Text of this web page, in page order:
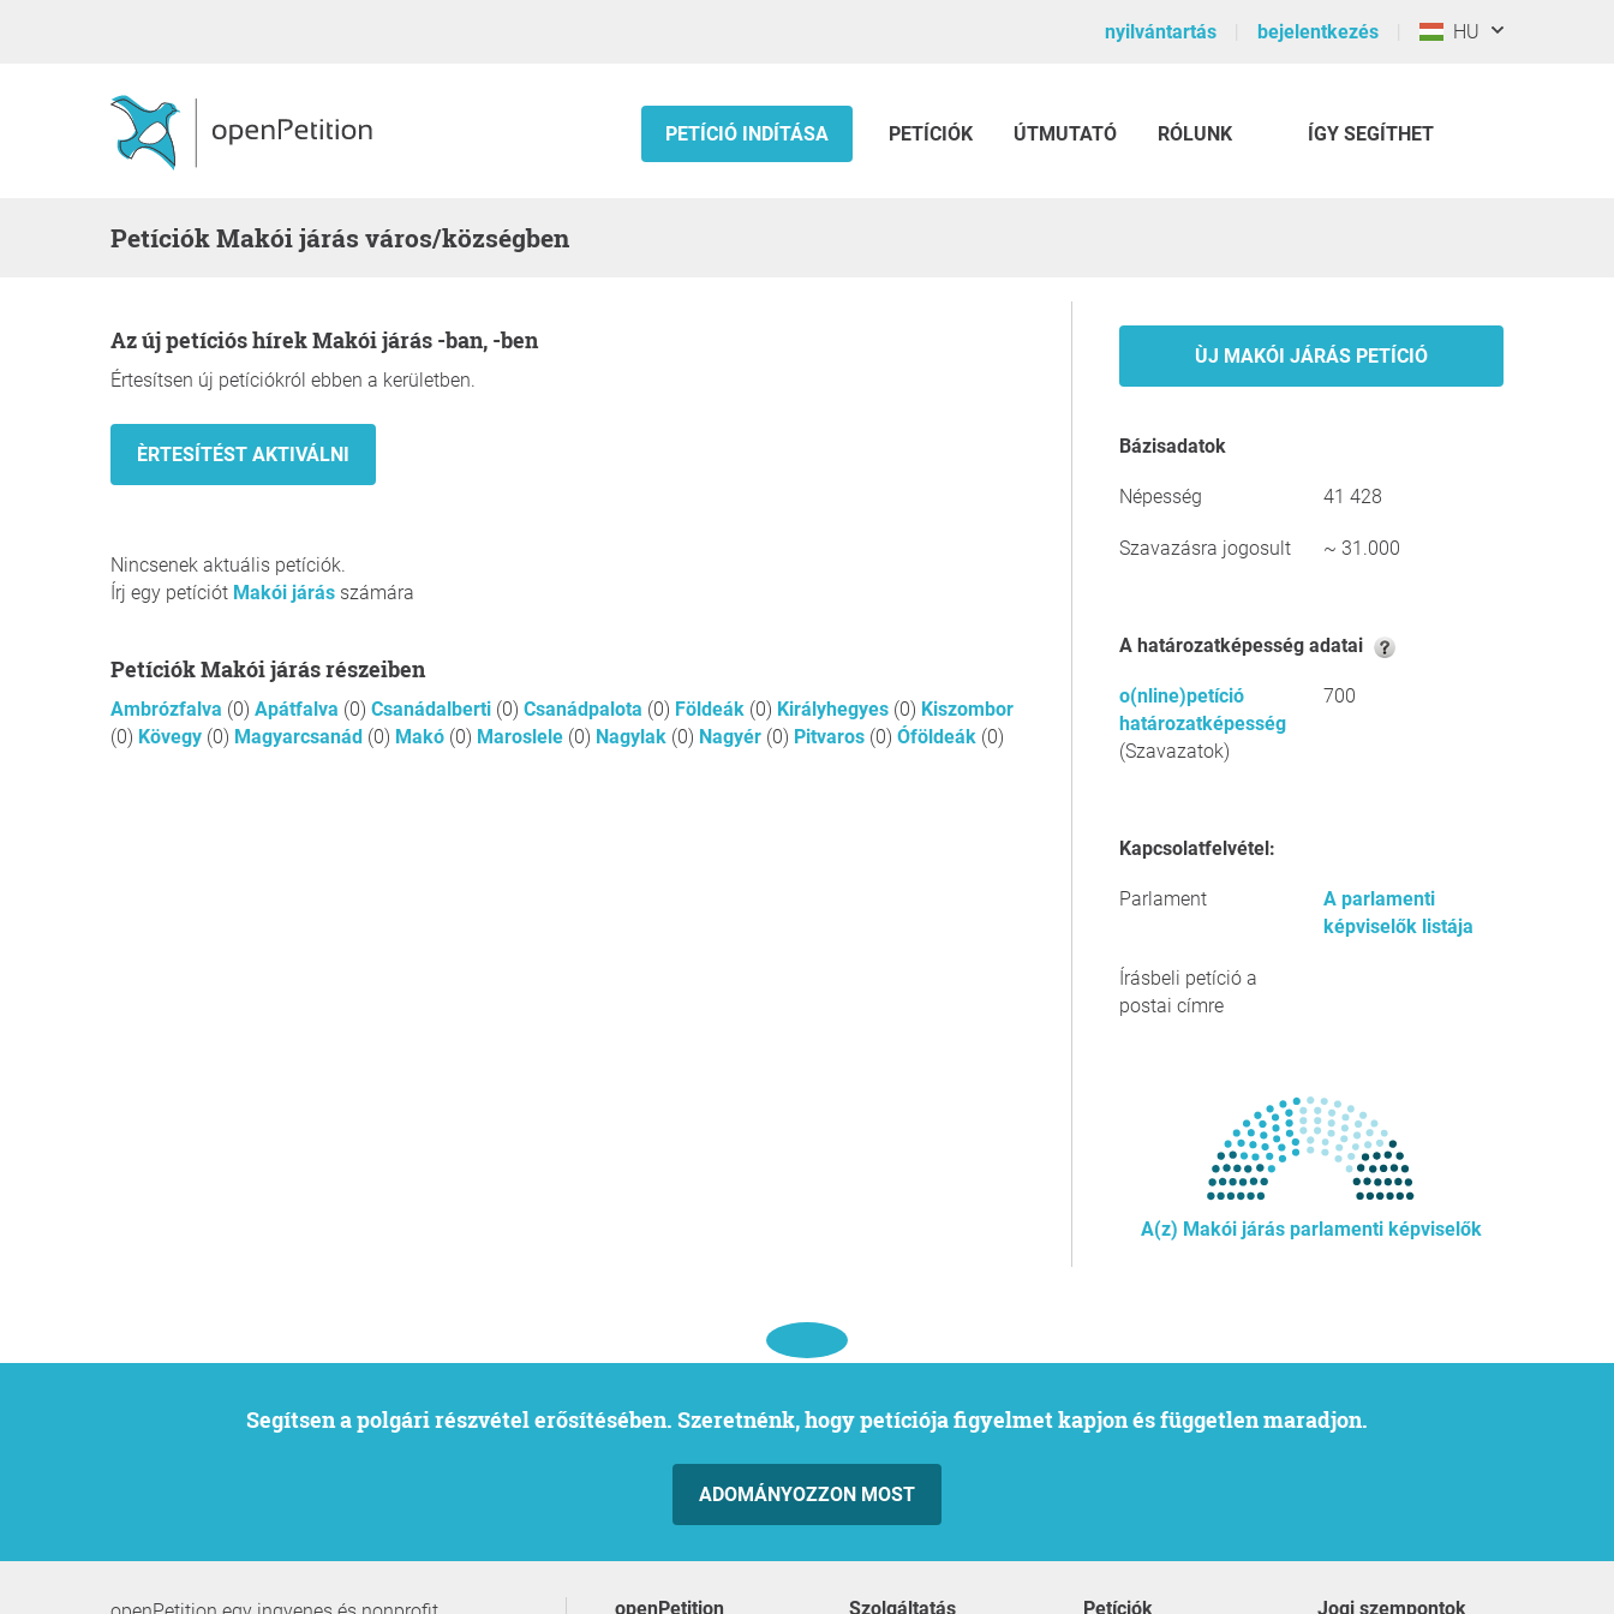
nyilvántartás bejelentkezés HU
PETÍCIÓ INDÍTÁSA PETÍCIÓK ÚTMUTATÓ RÓLUNK ÍGY SEGÍTHET
Petíciók Makói járás város/községben
Az új petíciós hírek Makói járás -ban, -ben
Értesítsen új petíciókról ebben a kerületben.
Nincsenek aktuális petíciók.
Írj egy petíciót Makói járás számára
Petíciók Makói járás részeiben
Ambrózfalva (0) Apátfalva (0) Csanádalberti (0) Csanádpalota (0) Földeák (0) Királyhegyes (0) Kiszombor
(0) Kövegy (0) Magyarcsanád (0) Makó (0) Maroslele (0) Nagylak (0) Nagyér (0) Pitvaros (0) Óföldeák (0)
ÙJ MAKÓI JÁRÁS PETÍCIÓ
Bázisadatok
Népesség 41 428
Szavazásra jogosult ~ 31.000
A határozatképesség adatai
o(nline)petíció
határozatképesség
(Szavazatok)
700
Kapcsolatfelvétel:
Parlament
A parlamenti
képviselők listája
Írásbeli petíció a
postai címre
A(z) Makói járás parlamenti képviselők
Segítsen a polgári részvétel erősítésében. Szeretnénk, hogy petíciója figyelmet kapjon és független maradjon.
ADOMÁNYOZZON MOST
openPetition szolgáltatás Petíciók Jogi szempontok